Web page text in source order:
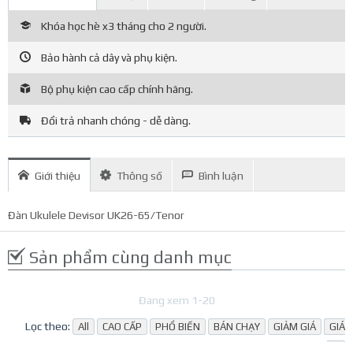
Khóa học hè x3 tháng cho 2 người.
Bảo hành cả dây và phụ kiện.
Bộ phụ kiện cao cấp chính hãng.
Đổi trả nhanh chóng - dễ dàng.
Giới thiệu Thông số Bình luận
Đàn Ukulele Devisor UK26-65/Tenor
Sản phẩm cùng danh mục
Đang xem 1-20
Lọc theo: All CAO CẤP PHỔ BIẾN BÁN CHẠY GIẢM GIÁ
GIÁ